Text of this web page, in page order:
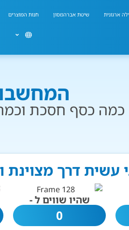
ארגונית שיטת אברהמסון חנות המוצרים
כמה כסף חסכת
עשית דרך מצוינת
שהיו שווים ל -
0